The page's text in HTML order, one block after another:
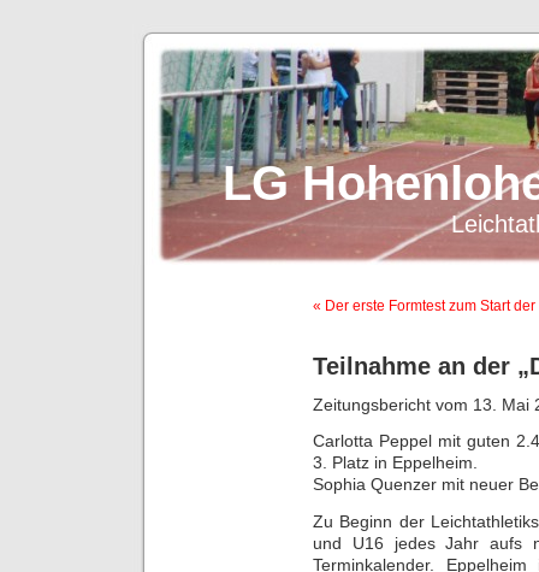
LG
« Der erste Formtest zum Start
Teilnahme an der
Zeitungsbericht vom 13. Mai
Carlotta Peppel mit guten
3. Platz in Eppelheim.
Sophia Quenzer mit neuer
Zu Beginn der
und U16 jedes Jahr aufs
Terminkalender.